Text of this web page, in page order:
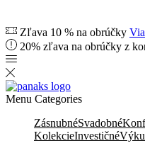
Zľava 10 % na obrúčky
20% zľava na obrúčky z
Menu Categories
ZásnubnéSvadobné
KolekcieInvestičné